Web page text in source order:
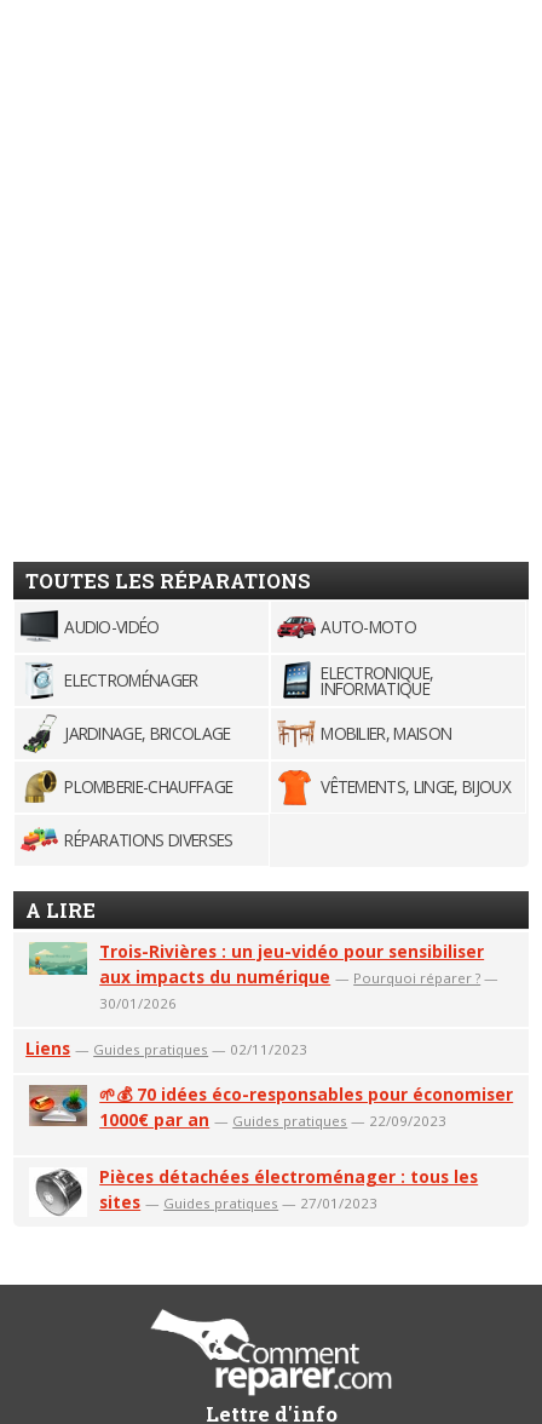
TOUTES LES RÉPARATIONS
AUDIO-VIDÉO AUTO-MOTO
ELECTROMÉNAGER ELECTRONIQUE,
INFORMATIQUE
JARDINAGE, BRICOLAGE
MOBILIER, MAISON
PLOMBERIE-CHAUFFAGE VÊTEMENTS, LINGE, BIJOUX
RÉPARATIONS DIVERSES
A LIRE
Trois-Rivières : un jeu-vidéo pour sensibiliser
aux impacts du numérique — Pourquoi réparer ? —
30/01/2026
Liens — Guides pratiques — 02/11/2023
🌱💰 70 idées éco-responsables pour économiser
1000€ par an — Guides pratiques — 22/09/2023
Pièces détachées électroménager : tous les
sites — Guides pratiques — 27/01/2023
Lettre d'info